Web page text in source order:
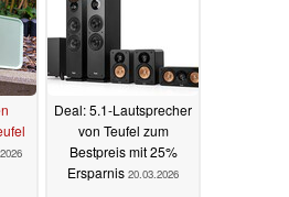
Deal: 5.1-Lautsprecher
von Teufel zum
Bestpreis mit 25%
Ersparnis 20.03.2026